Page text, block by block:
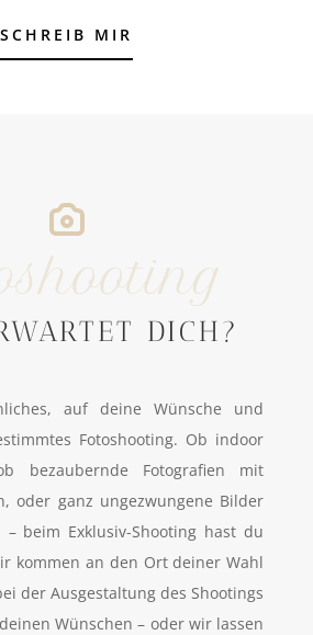
SCHREIB MIR
DICH?
auf deine Wünsche und
Fotoshooting. Ob indoor
bezaubernde Fotografien mit
oder ganz ungezwungene Bilder
– beim Exklusiv-Shooting hast du
kommen an den Ort deiner Wahl
der Ausgestaltung des Shootings
Wünschen – oder wir lassen